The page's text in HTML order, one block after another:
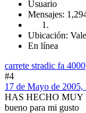
Usuario
Mensajes:
Ubicación:
En línea
carrete stradic fa 4000
#4
17 de Mayo de
HAS HECHO MUY
bueno para mi gusto